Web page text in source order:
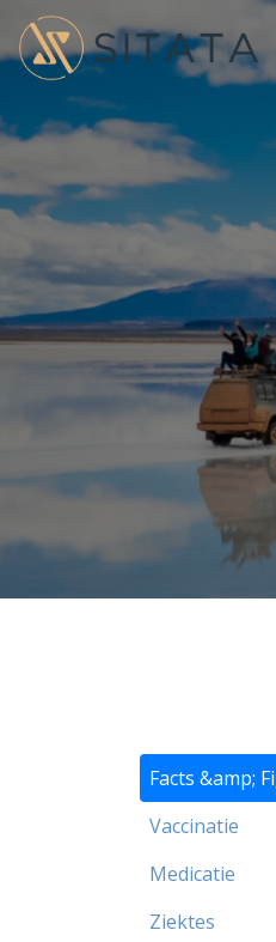
Facts &amp;
Vaccinatie
Medicatie
Ziektes